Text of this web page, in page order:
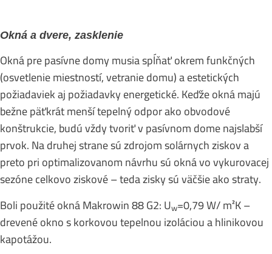
Okná a dvere, zasklenie
Okná pre pasívne domy musia spĺňať okrem funkčných
(osvetlenie miestností, vetranie domu) a estetických
požiadaviek aj požiadavky energetické. Keďže okná majú
bežne päťkrát menší tepelný odpor ako obvodové
konštrukcie, budú vždy tvoriť v pasívnom dome najslabší
prvok. Na druhej strane sú zdrojom solárnych ziskov a
preto pri optimalizovanom návrhu sú okná vo vykurovacej
sezóne celkovo ziskové – teda zisky sú väčšie ako straty.
Boli použité okná Makrowin 88 G2: Uw=0,79 W/ m²K –
drevené okno s korkovou tepelnou izoláciou a hlinikovou
kapotážou.